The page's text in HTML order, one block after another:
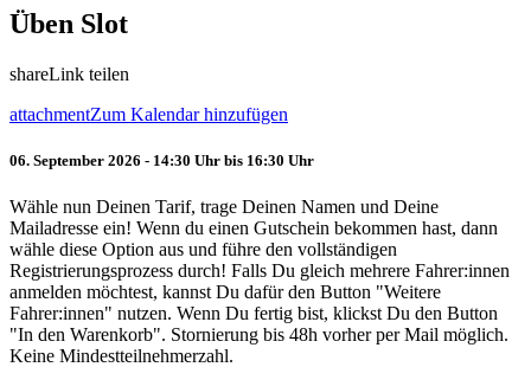
Üben Slot
shareLink teilen
attachmentZum Kalendar hinzufügen
06. September 2026 - 14:30 Uhr bis 16:30 Uhr
Wähle nun Deinen Tarif, trage Deinen Namen und Deine
Mailadresse ein! Wenn du einen Gutschein bekommen hast, dann
wähle diese Option aus und führe den vollständigen
Registrierungsprozess durch! Falls Du gleich mehrere Fahrer:innen
anmelden möchtest, kannst Du dafür den Button "Weitere
Fahrer:innen" nutzen. Wenn Du fertig bist, klickst Du den Button
"In den Warenkorb". Stornierung bis 48h vorher per Mail möglich.
Keine Mindestteilnehmerzahl.